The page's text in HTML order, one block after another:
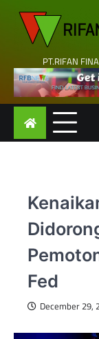
content
PT.RIFAN
Fed
December 29,